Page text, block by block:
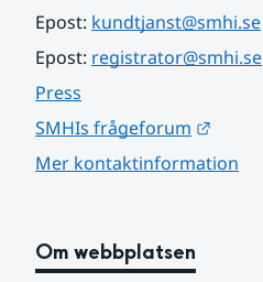
Epost: kundtjanst@smhi.se
Epost: registrator@smhi.se
Press
SMHIs frågeforum
Mer kontaktinformation
Om webbplatsen